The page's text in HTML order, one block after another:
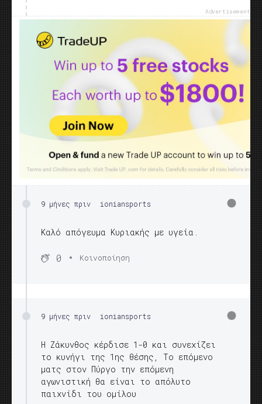
Advertisement
9 μήνες πριν ioniansports
Καλό απόγευμα Κυριακής με υγεία.
0 Κοινοποίηση
9 μήνες πριν ioniansports
Η Ζάκυνθος κέρδισε 1-0 και συνεχίζει
το κυνήγι της 1ης θέσης, Το επόμενο
ματς στον Πύργο την επόμενη
αγωνιστική θα είναι το απόλυτο
παιχνίδι του ομίλου